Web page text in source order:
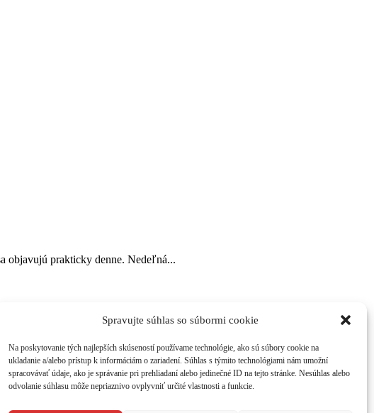
Spravujte súhlas so súbormi cookie
Na poskytovanie tých najlepších skúseností používame technológie, ako sú súbory cookie na
ukladanie a/alebo prístup k informáciám o zariadení. Súhlas s týmito technológiami nám umožní
spracovávať údaje, ako je správanie pri prehliadaní alebo jedinečné ID na tejto stránke. Nesúhlas alebo
odvolanie súhlasu môže nepriaznivo ovplyvniť určité vlastnosti a funkcie.
objavujú prakticky denne. Nedeľná...
o autách v